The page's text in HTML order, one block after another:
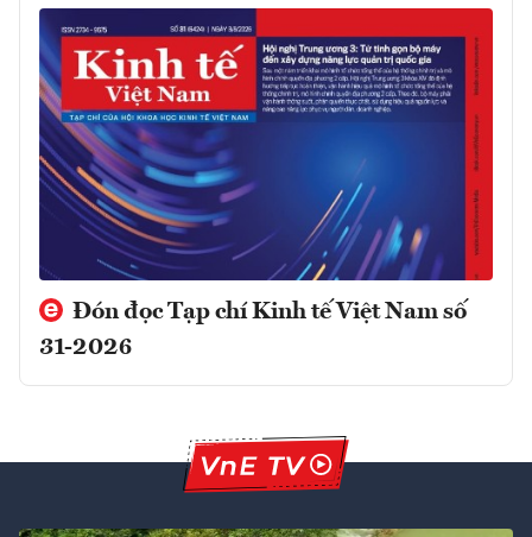
Đón đọc Tạp chí Kinh tế Việt Nam số
31-2026